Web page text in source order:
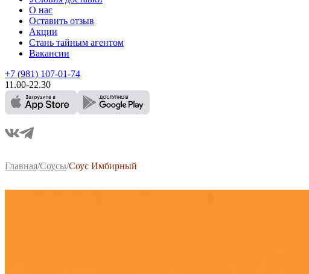
О нас
Оставить отзыв
Акции
Стань тайным агентом
Вакансии
+7 (981) 107-01-74
11.00-22.30
Главная/Соусы/Соус Имбирный